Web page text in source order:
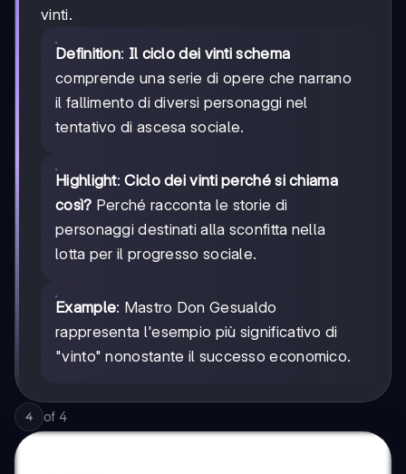
vinti.
Definition: Il ciclo dei vinti schema
comprende una serie di opere che narrano
il fallimento di diversi personaggi nel
tentativo di ascesa sociale.
Highlight:Ciclo dei vinti perché si chiama
così? Perché racconta le storie di
personaggi destinati alla sconfitta nella
lotta per il progresso sociale.
Example: Mastro Don Gesualdo
rappresenta l'esempio più significativo di
"vinto" nonostante il successo economico.
4 of 4